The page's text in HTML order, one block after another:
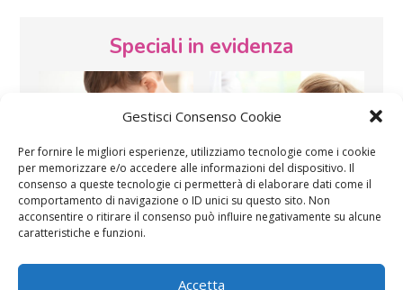
Gestisci Consenso Cookie
Per fornire le migliori esperienze, utilizziamo tecnologie come i cookie
per memorizzare e/o accedere alle informazioni del dispositivo. Il
consenso a queste tecnologie ci permetterà di elaborare dati come il
comportamento di navigazione o ID unici su questo sito. Non
acconsentire o ritirare il consenso può influire negativamente su alcune
caratteristiche e funzioni.
Accetta
Speciali in evidenza
Vaccini SOS Pediatra